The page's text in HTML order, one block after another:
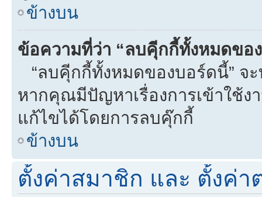
ข้างบน
ข้อความที่ว่า “ลบคุีกกี้ทั้งหมดขอ
“ลบคุีกกี้ทั้งหมดของบอร์ดนี้” จ
หากคุณมีปัญหาเรื่องการเข้าใช้ง
แก้ไขได้โดยการลบคุ๊กกี้
ข้างบน
ตั้งค่าสมาชิก และ ตั้งค่า